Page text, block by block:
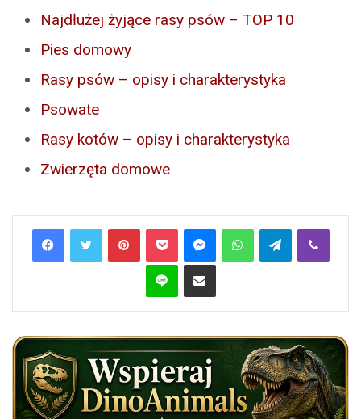
Najdłużej żyjące rasy psów – TOP 10
Pies domowy
Rasy psów – opisy i charakterystyka
Psowate
Rasy kotów – opisy i charakterystyka
Zwierzęta domowe
PinterestPocket MessengerWhatsAppTelegramViber
Line Share via Email